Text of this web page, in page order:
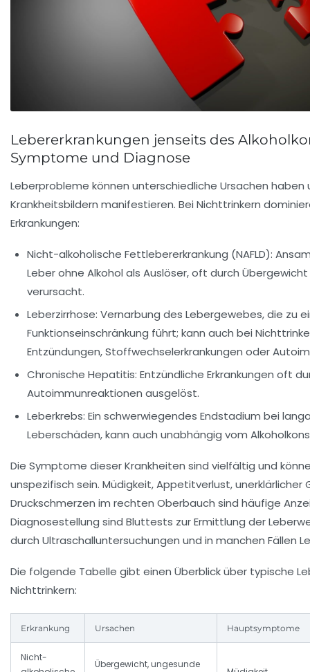
Lebererkrankungen jenseits des
Symptome und Diagnose
Leberprobleme können unterschiedliche Ursachen haben
Krankheitsbildern manifestieren. Bei Nichttrinkern
Erkrankungen:
Nicht-alkoholische Fettlebererkrankung (NAFLD):
Leber ohne Alkohol als Auslöser, oft durch
verursacht.
Leberzirrhose: Vernarbung des Lebergewebes, die zu
Funktionseinschränkung führt; kann auch bei
Entzündungen, Stoffwechselerkrankungen oder
Chronische Hepatitis: Entzündliche Erkrankungen oft
Autoimmunreaktionen ausgelöst.
Leberkrebs: Ein schwerwiegendes Endstadium bei
Leberschäden, kann auch unabhängig vom
Die Symptome dieser Krankheiten sind vielfältig und
unspezifisch sein. Müdigkeit, Appetitverlust, unerklärlicher
Druckschmerzen im rechten Oberbauch sind häufige
Diagnosestellung sind Bluttests zur Ermittlung der
durch Ultraschalluntersuchungen und in manchen Fällen
Die folgende Tabelle gibt einen Überblick über typische
Nichttrinkern:
Erkrankung Ursachen Hauptsymptome
Nicht-
Übergewicht, ungesunde